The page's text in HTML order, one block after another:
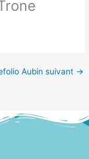
Aubin suivant →